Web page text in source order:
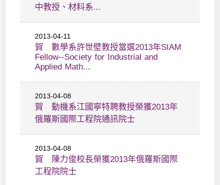
中教授、材料系...
2013-04-11
賀 數學系許世壁教授當選2013年SIAM
Fellow--Society for Industrial and
Applied Math...
2013-04-08
賀 動機系江國寧特聘教授榮獲2013年
俄羅斯國際工程院通訊院士
2013-04-08
賀 陳力俊校長榮獲2013年俄羅斯國際
工程院院士